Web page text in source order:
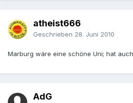
atheist666
Geschrieben 28. Juni 2010
Marburg wäre eine schöne Uni; hat
AdG